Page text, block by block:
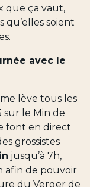
que ça vaut,
qu’elles soient
avec le
lève tous les
sur le Min de
font en direct
grossistes
jusqu’à 7h,
afin de pouvoir
du Verger de